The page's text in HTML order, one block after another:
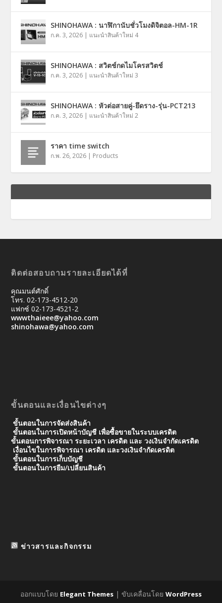
SHINOHAWA : นาฬิกานับชั่วโมงดิจิตอล-HM-1R
ก.ค. 3, 2026 | แนะนำสินค้าใหม่ 4
SHINOHAWA : สวิตช์กดไมโครสวิตช์
ก.ค. 3, 2026 | แนะนำสินค้าใหม่ 3
SHINOHAWA : หัวต่อสายคู่-ยึดราง-รุ่น-PCT213
ก.ค. 3, 2026 | แนะนำสินค้าใหม่ 2
ราคา time switch
ก.พ. 26, 2026 | Products
ติดต่อสอบถามรายละเอียดได้ที่
คุณมนต์ศักดิ์
โทร. 02-173-4512-20
แฟกซ์ 02-173-4521-2
wwwthaieee@yahoo.com
shinohawa@yahoo.com
ขั้นตอนและเงื่อนไขต่างๆ
ขั้นตอนในการจัดส่งสินค้า
ขั้นตอนในการเปิดหน้าบัญชี เพื่อซื้อขายในระบบเครดิต
ขั้นตอนการพิจารณา ระยะเวลา เครดิต และ วงเงินจํากัดเครดิต
เงื่อนไขในการพิจารณา เครดิต และวงเงินจำกัดเครดิต
ขั้นตอนในการเก็บบัญชี
ขั้นตอนในการยืม/เปลี่ยนสินค้า
ข่าวสารและกิจกรรม
ออกแบบโดย Elegant Themes | ขับเคลื่อนโดย WordPress